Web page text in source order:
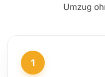
Umzug
1